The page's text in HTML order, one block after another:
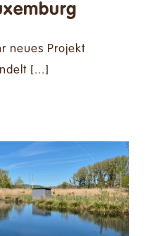
neues Projekt
[...]